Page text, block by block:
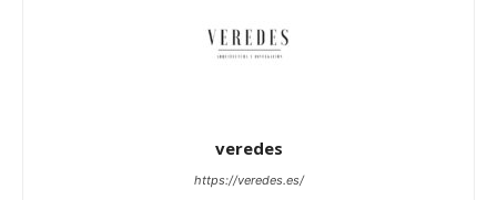
veredes
https://veredes.es/